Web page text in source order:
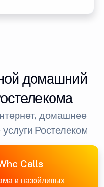
домашний
домашнее
Ростелеком
Calls
и назойливых